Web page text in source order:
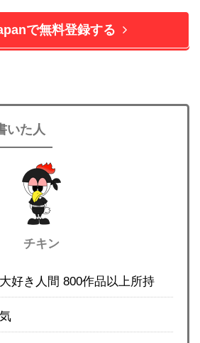
で無料登録する
いた人
チキン
好き人間 800作品以上所持